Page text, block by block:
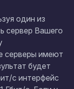
один из
сервер Вашего
серверы имеют
будет
с интерфейс